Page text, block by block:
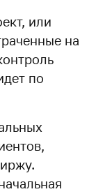
или
на
по